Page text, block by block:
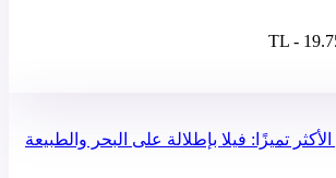
تميزًا: فيلا بإطلالة على البحر والطبيعة